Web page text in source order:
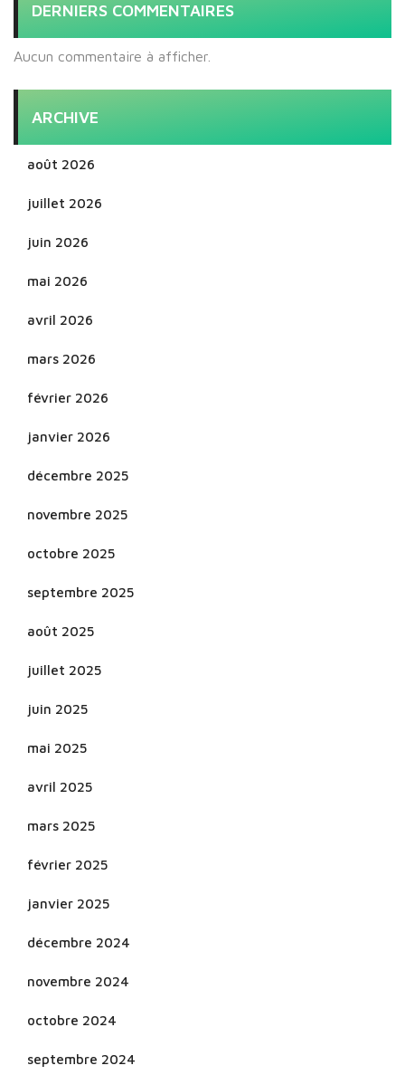
DERNIERS COMMENTAIRES
Aucun commentaire à afficher.
ARCHIVE
août 2026
juillet 2026
juin 2026
mai 2026
avril 2026
mars 2026
février 2026
janvier 2026
décembre 2025
novembre 2025
octobre 2025
septembre 2025
août 2025
juillet 2025
juin 2025
mai 2025
avril 2025
mars 2025
février 2025
janvier 2025
décembre 2024
novembre 2024
octobre 2024
septembre 2024